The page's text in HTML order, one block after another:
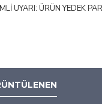
UYARI: ÜRÜN YEDEK